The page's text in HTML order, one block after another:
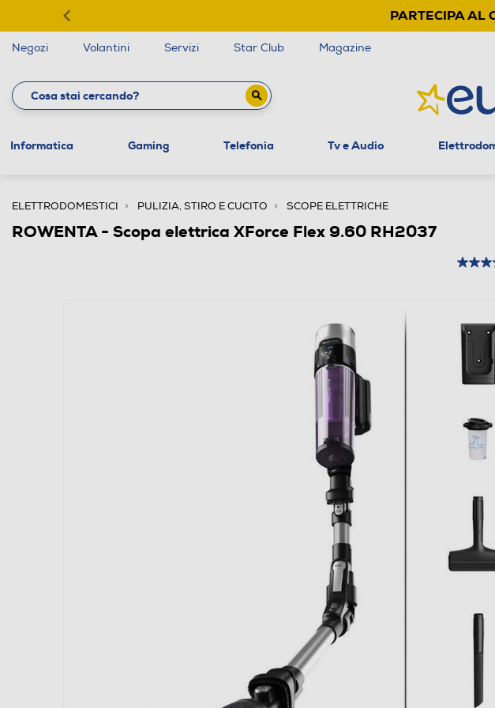
PARTECIPA AL
Negozi Volantini Servizi Star Club Magazine
Informatica Gaming Telefonia Tv e Audio
ELETTRODOMESTICI PULIZIA, STIRO E CUCITO SCOPE ELETTRICHE
ROWENTA - Scopa elettrica XForce Flex 9.60 RH2037